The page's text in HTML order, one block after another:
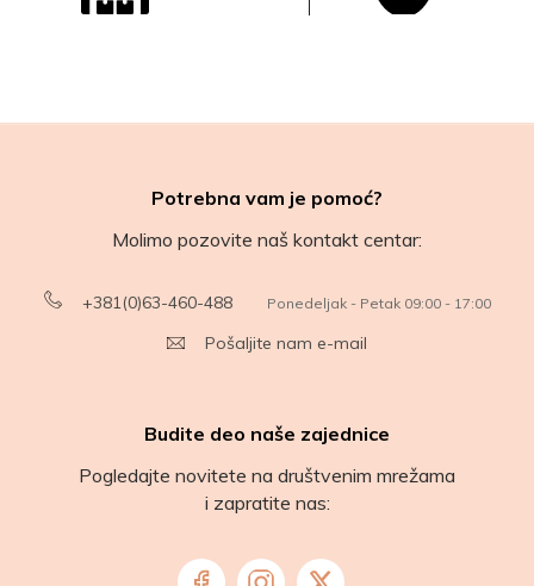
Potrebna vam je pomoć?
Molimo pozovite naš kontakt centar:
+381(0)63-460-488 Ponedeljak - Petak 09:00 - 17:00
Pošaljite nam e-mail
Budite deo naše zajednice
Pogledajte novitete na društvenim mrežama
i zapratite nas: